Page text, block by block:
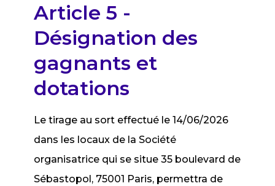
Article 5 -
Désignation des
gagnants et
dotations
Le tirage au sort effectué le 14/06/2026
dans les locaux de la Société
organisatrice qui se situe 35 boulevard de
Sébastopol, 75001 Paris, permettra de